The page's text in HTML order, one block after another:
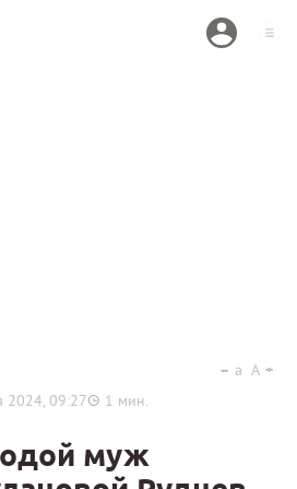
2024, 09:27 1 мин.
a A
муж